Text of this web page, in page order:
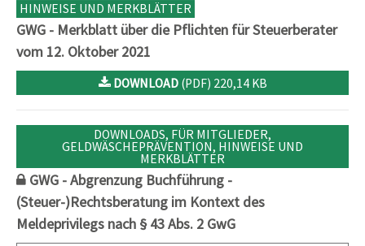
HINWEISE UND MERKBLÄTTER
GWG - Merkblatt über die Pflichten für Steuerberater
vom 12. Oktober 2021
DOWNLOAD (PDF) 220,14 KB
DOWNLOADS, FÜR MITGLIEDER,
GELDWÄSCHEPRÄVENTION, HINWEISE UND
MERKBLÄTTER
GWG - Abgrenzung Buchführung -
(Steuer-)Rechtsberatung im Kontext des
Meldeprivilegs nach § 43 Abs. 2 GwG